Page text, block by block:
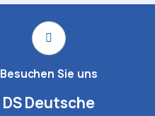
Besuchen Sie uns
DS Deutsche